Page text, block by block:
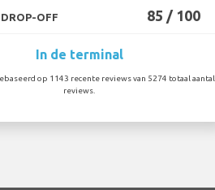
OFF 85 / 100
In de terminal
op 1143 recente reviews van 5274 totaal aantal
reviews.